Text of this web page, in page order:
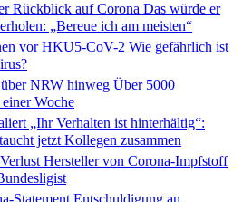
Rückblick auf Corona Das würde er
„Bereue ich am meisten“
vor HKU5-CoV-2 Wie gefährlich ist
NRW hinweg Über 5000
Woche
„Ihr Verhalten ist hinterhältig“:
jetzt Kollegen zusammen
Hersteller von Corona-Impfstoff
Statement Entschuldigung an